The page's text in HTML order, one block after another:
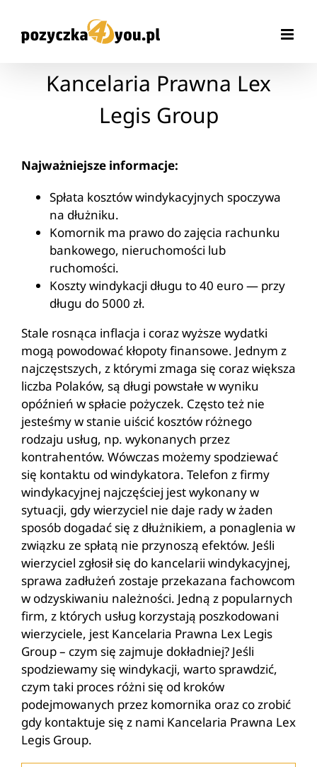
zawartości
Kancelaria Prawna Lex
Legis Group
Najważniejsze informacje:
Spłata kosztów windykacyjnych spoczywa
na dłużniku.
Komornik ma prawo do zajęcia rachunku
bankowego, nieruchomości lub
ruchomości.
Koszty windykacji długu to 40 euro — przy
długu do 5000 zł.
Stale rosnąca inflacja i coraz wyższe wydatki
mogą powodować kłopoty finansowe. Jednym z
najczęstszych, z którymi zmaga się coraz większa
liczba Polaków, są długi powstałe w wyniku
opóźnień w spłacie pożyczek. Często też nie
jesteśmy w stanie uiścić kosztów różnego
rodzaju usług, np. wykonanych przez
kontrahentów. Wówczas możemy spodziewać
się kontaktu od windykatora. Telefon z firmy
windykacyjnej najczęściej jest wykonany w
sytuacji, gdy wierzyciel nie daje rady w żaden
sposób dogadać się z dłużnikiem, a ponaglenia w
związku ze spłatą nie przynoszą efektów. Jeśli
wierzyciel zgłosił się do kancelarii windykacyjnej,
sprawa zadłużeń zostaje przekazana fachowcom
w odzyskiwaniu należności. Jedną z popularnych
firm, z których usług korzystają poszkodowani
wierzyciele, jest Kancelaria Prawna Lex Legis
Group – czym się zajmuje dokładniej? Jeśli
spodziewamy się windykacji, warto sprawdzić,
czym taki proces różni się od kroków
podejmowanych przez komornika oraz co zrobić
gdy kontaktuje się z nami Kancelaria Prawna Lex
Legis Group.